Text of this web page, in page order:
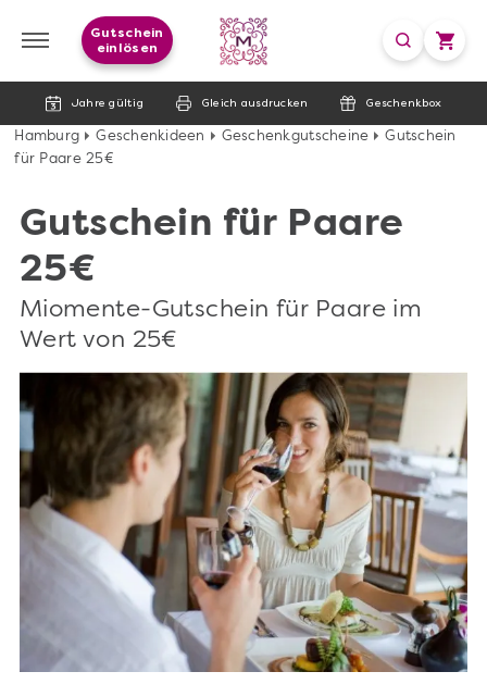
Jahre gültig Gleich ausdrucken Geschenkbox
Gutschein
einlösen
Hamburg Geschenkideen Geschenkgutscheine
Gutschein
für Paare 25€
Gutschein für Paare
25€
Miomente-Gutschein für Paare im
Wert von 25€